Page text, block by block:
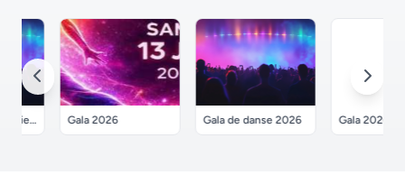
Gala 2026 Gala de danse 2026 Gala 2026